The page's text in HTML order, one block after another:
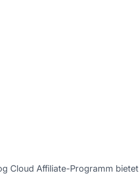
Cloud Affiliate-Programm bietet